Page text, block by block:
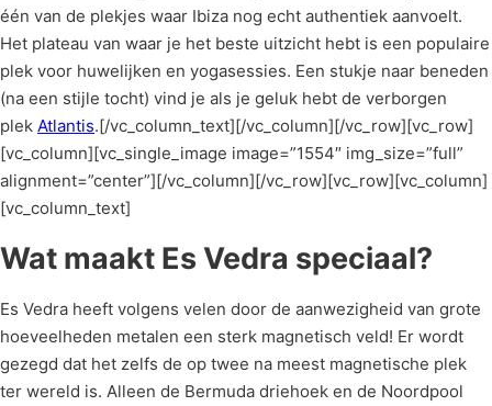
één van de plekjes waar Ibiza nog echt authentiek aanvoelt.
Het plateau van waar je het beste uitzicht hebt is een populaire
plek voor huwelijken en yogasessies. Een stukje naar beneden
(na een stijle tocht) vind je als je geluk hebt de verborgen
plek Atlantis.[/vc_column_text][/vc_column][/vc_row][vc_row]
[vc_column][vc_single_image image=”1554″ img_size=”full”
alignment=”center”][/vc_column][/vc_row][vc_row][vc_column]
[vc_column_text]
Wat maakt Es Vedra speciaal?
Es Vedra heeft volgens velen door de aanwezigheid van grote
hoeveelheden metalen een sterk magnetisch veld! Er wordt
gezegd dat het zelfs de op twee na meest magnetische plek
ter wereld is. Alleen de Bermuda driehoek en de Noordpool